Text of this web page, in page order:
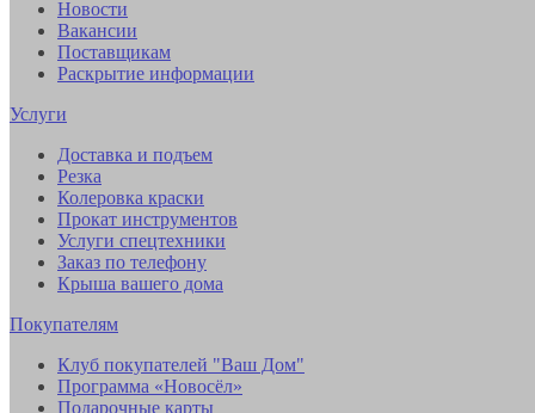
Новости
Вакансии
Поставщикам
Раскрытие информации
Услуги
Доставка и подъем
Резка
Колеровка краски
Прокат инструментов
Услуги спецтехники
Заказ по телефону
Крыша вашего дома
Покупателям
Клуб покупателей "Ваш Дом"
Программа «Новосёл»
Подарочные карты